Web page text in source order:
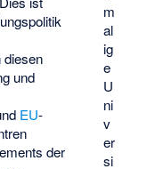
m
al
ig
e
U
ni
v
er
si
diesen
und
EU-
der